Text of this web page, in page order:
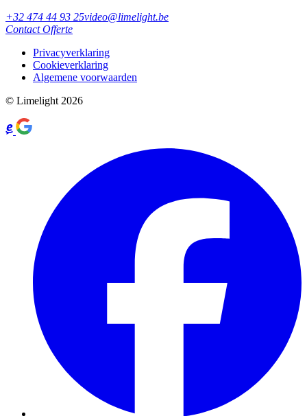
+32 474 44 93 25video@limelight.be
ContactOfferte
Privacyverklaring
Cookieverklaring
Algemene voorwaarden
© Limelight 2026